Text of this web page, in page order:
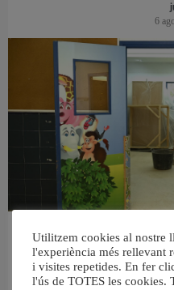
6
València reforma l’Escola Infantil
5
Utilitzem cookies al nostre
l'experiència més rellevant
i visites repetides. En fer
l'ús de TOTES les cookies.